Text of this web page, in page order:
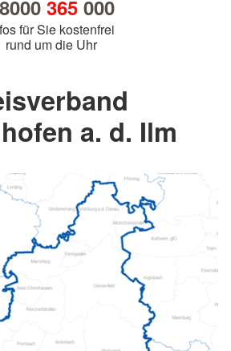
365000
für Sie kostenfrei
rund um die Uhr
a. d. Ilm